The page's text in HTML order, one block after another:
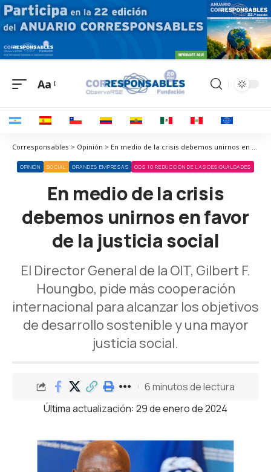
Aa
Corresponsables > Opinión > En medio de la crisis debemos unirnos en favor de la justicia social
OPINIÓN SOCIAL GRANDES EMPRESAS ODS 10 REDUCCIÓN DE LAS DESIGUALDADES
En medio de la crisis
debemos unirnos en favor
de la justicia social
El Director General de la OIT, Gilbert F.
Houngbo, pide más cooperación
internacional para alcanzar los objetivos
de desarrollo sostenible y una mayor
justicia social.
Última actualización: 29 de enero de 2024
6 minutos de lectura